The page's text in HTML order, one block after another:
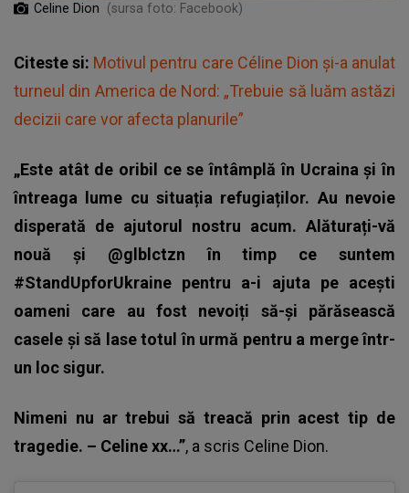
Celine Dion (sursa foto: Facebook)
Citeste si: Motivul pentru care Céline Dion și-a anulat
turneul din America de Nord: „Trebuie să luăm astăzi
decizii care vor afecta planurile”
„Este atât de oribil ce se întâmplă în Ucraina și în
întreaga lume cu situația refugiaților. Au nevoie
disperată de ajutorul nostru acum. Alăturați-vă
nouă și @glblctzn în timp ce suntem
#StandUpforUkraine pentru a-i ajuta pe acești
oameni care au fost nevoiți să-și părăsească
casele și să lase totul în urmă pentru a merge într-
un loc sigur.
Nimeni nu ar trebui să treacă prin acest tip de
tragedie. – Celine xx…”, a scris Celine Dion.